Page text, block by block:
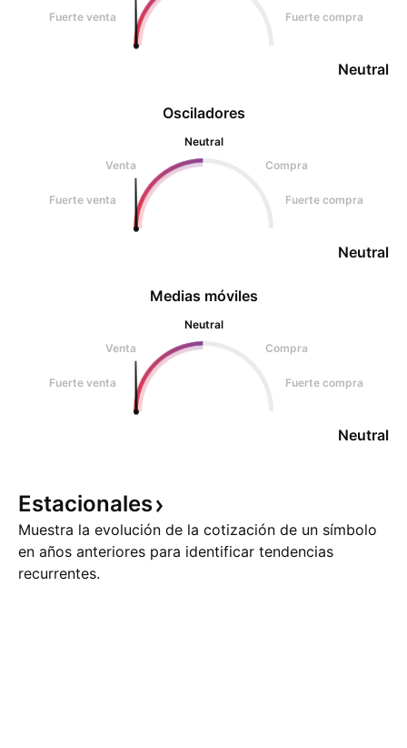
Osciladores
Neutral
Venta
Compra
Fuerte venta Fuerte compra
Neutral
Fuerte venta Fuerte compra
Neutral
Medias móviles
Neutral
Venta
Compra
Fuerte venta Fuerte compra
Neutral
Estacionales
Muestra la evolución de la cotización de un símbolo
en años anteriores para identificar tendencias
recurrentes.